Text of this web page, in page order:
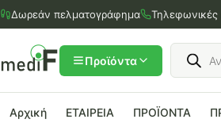
Μετάβαση
στο
περιεχόμενο
Δωρεάν πελματογράφημα Τηλεφωνικές
Προϊόντα
search
Αρχική ΕΤΑΙΡΕΙΑ ΠΡΟΪΟΝΤΑ